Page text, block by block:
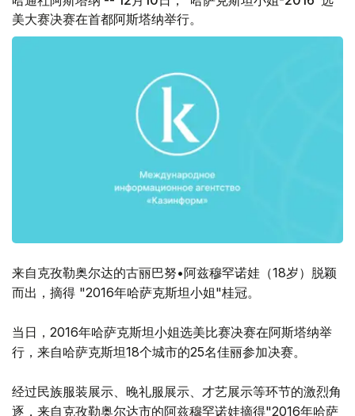
美大赛决赛在首都阿斯塔纳举行。
来自克孜勒奥尔达的古丽巴努•阿兹穆罕诺娃（18岁）脱颖
而出，摘得 "2016年哈萨克斯坦小姐"桂冠。
当日，2016年哈萨克斯坦小姐选美比赛决赛在阿斯塔纳举
行，来自哈萨克斯坦18个城市的25名佳丽参加决赛。
经过民族服装展示、晚礼服展示、才艺展示等环节的激烈角
逐，来自克孜勒奥尔达市的阿兹穆罕诺娃摘得"2016年哈萨